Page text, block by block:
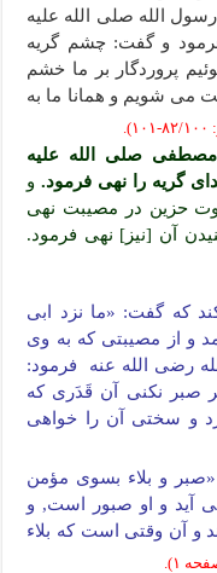
الله صلى الله علیه
و گفت: چشم گریه
پروردگار بر ما خشم
می شویم و همانا ما به
صلی الله علیه
گریه را نهی فرمود. و
حزین در مصیبت نهی
آن [نیز] نهی فرمود.
که گفت: «ما نزد ابی
و از مصیبتی که به وی
رضی الله عنه فرمود:
صبر نکنی آن قَدَری که
و سختی آن را خواهی
و بلاء بسوی مؤمن
آید و او صبور است, و
و آن وقتی است که بلاء
۱).